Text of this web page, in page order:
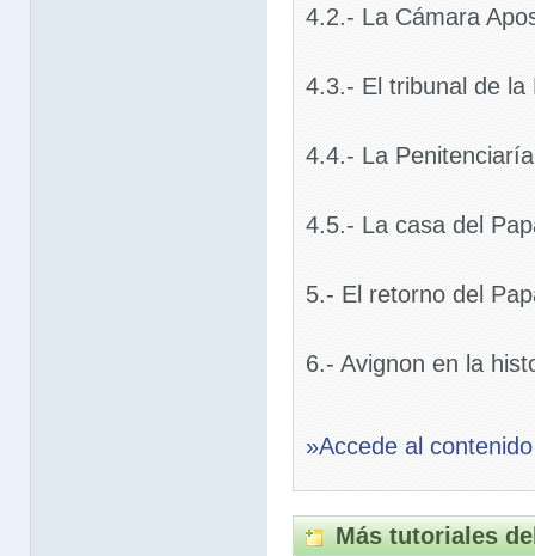
4.2.- La Cámara
4.3.- El tribunal de la
4.4.- La
4.5.- La casa del
5.- El retorno del
6.- Avignon en la
»Accede al
Más tutoriales